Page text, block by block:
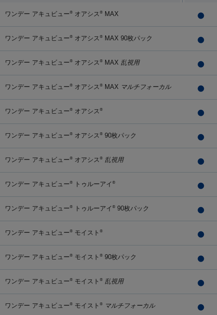
ワンデー アキュビュー® オアシス ® MAX
ワンデー アキュビュー® オアシス ® MAX 90枚パック
ワンデー アキュビュー® オアシス ® MAX 乱視用
ワンデー アキュビュー® オアシス ® MAX マルチフォーカル
ワンデー アキュビュー® オアシス ®
ワンデー アキュビュー® オアシス ® 90枚パック
ワンデー アキュビュー® オアシス ® 乱視用
ワンデー アキュビュー® トゥルーアイ ®
ワンデー アキュビュー® トゥルーアイ ® 90枚パック
ワンデー アキュビュー® モイスト ®
ワンデー アキュビュー® モイスト ® 90枚パック
ワンデー アキュビュー® モイスト ® 乱視用
ワンデー アキュビュー® モイスト ® マルチフォーカル